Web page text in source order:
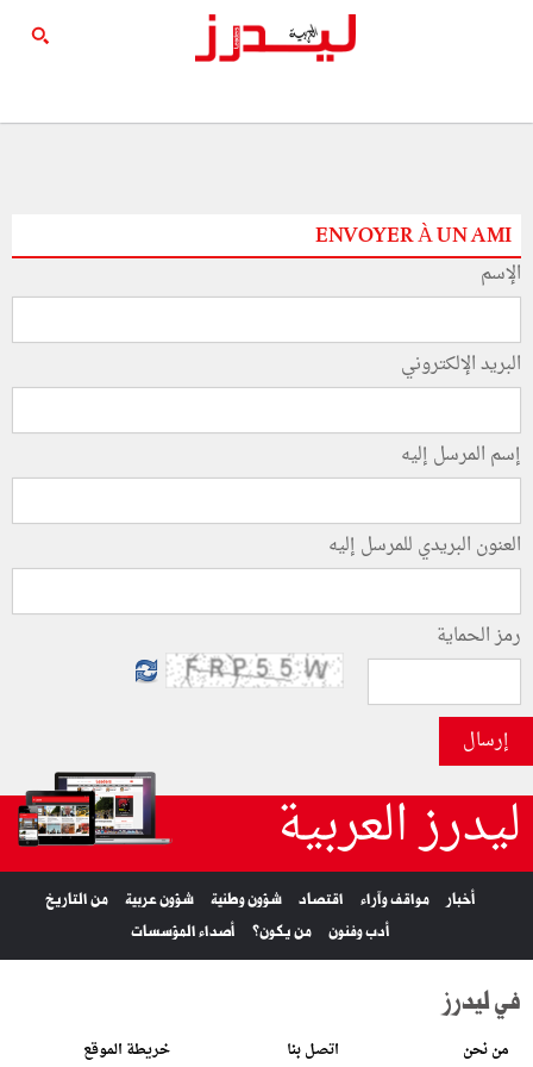
ENVOYER À UN AMI
الإسم
البريد الإلكتروني
إسم المرسل إليه
العنون البريدي للمرسل إليه
رمز الحماية
إرسال
ليدرز العربية
أخبار مواقف وآراء اقتصاد شؤون وطنية شؤون عربية
من التاريخ
أدب وفنون
من يكون؟ أصداء المؤسسات
في ليدرز
من نحن اتصل بنا خريطة الموقع